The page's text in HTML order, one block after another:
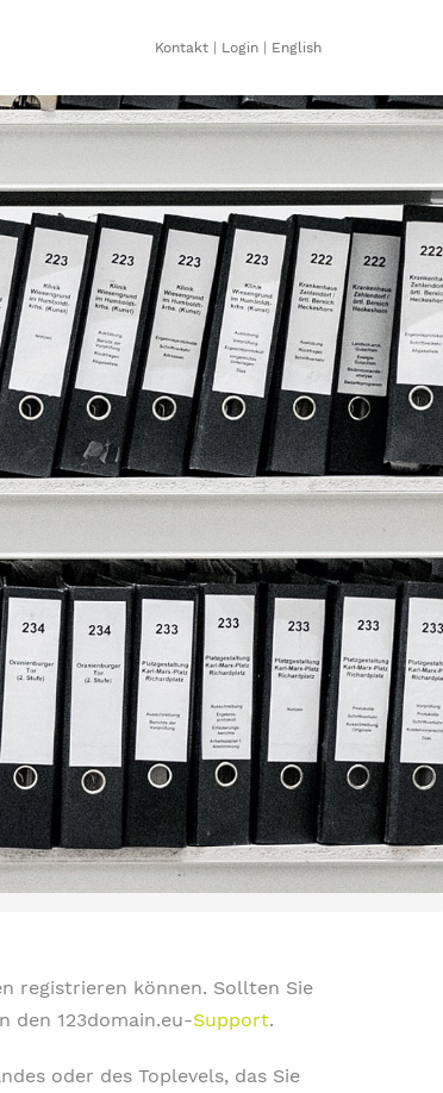
Kontakt Login English
registrieren können. Sollten Sie
den 123domain.eu-Support.
oder des Toplevels, das Sie